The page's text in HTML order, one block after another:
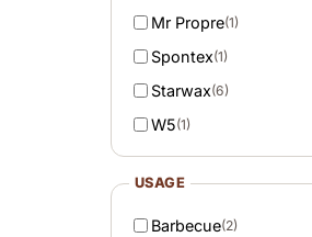
Mr Propre(1)
Spontex(1)
Starwax(6)
W5(1)
USAGE
Barbecue(2)